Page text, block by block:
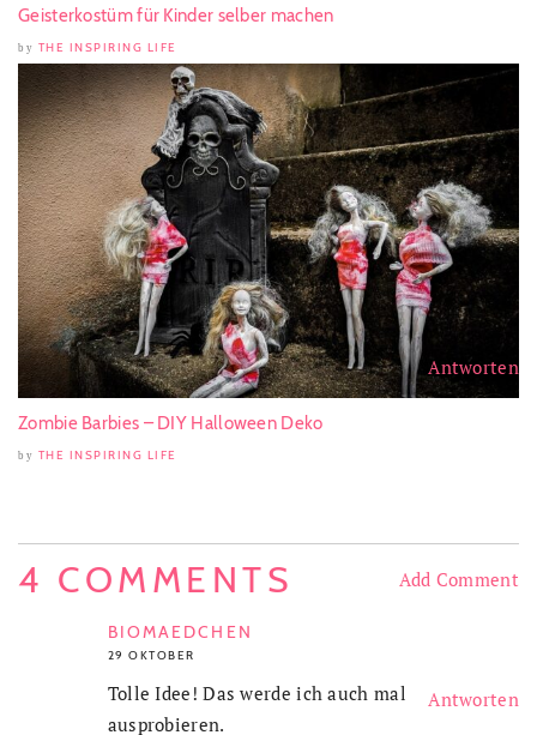
Geisterkostüm für Kinder selber machen
by THE INSPIRING LIFE
Zombie Barbies – DIY Halloween Deko
by THE INSPIRING LIFE
4 COMMENTS Add Comment
BIOMAEDCHEN
29 OKTOBER
Antworten
Tolle Idee! Das werde ich auch mal
ausprobieren.
Antworten